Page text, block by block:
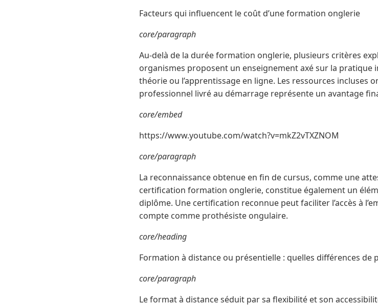
Facteurs qui influencent le coût d’une formation onglerie
core/paragraph
Au-delà de la durée formation onglerie, plusieurs critères
organismes proposent un enseignement axé sur la pratique
théorie ou l’apprentissage en ligne. Les ressources incluses
professionnel livré au démarrage représente un avantage
core/embed
https://www.youtube.com/watch?v=mkZ2vTXZNOM
core/paragraph
La reconnaissance obtenue en fin de cursus, comme une
certification formation onglerie, constitue également un
diplôme. Une certification reconnue peut faciliter l’accès à
compte comme prothésiste ongulaire.
core/heading
Formation à distance ou présentielle : quelles différences de
core/paragraph
Le format à distance séduit par sa flexibilité et son